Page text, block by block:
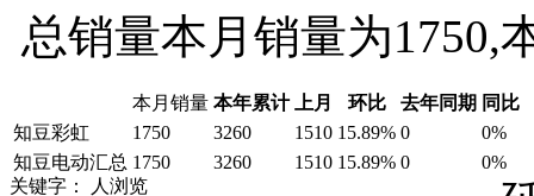
总销量本月销量为1750,
本月销量 本年累计 上月 环比 去年同期 同比
知豆彩虹
1750 3260 1510 15.89% 0
0%
知豆电动汇总 1750 3260 1510 15.89% 0
0%
关键字：
人浏览